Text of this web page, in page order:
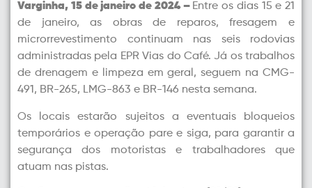
Varginha, 15 de janeiro de 2024 – Entre os dias 15 e 21
de janeiro, as obras de reparos, fresagem e
microrrevestimento continuam nas seis rodovias
administradas pela EPR Vias do Café. Já os trabalhos
de drenagem e limpeza em geral, seguem na CMG-
491, BR-265, LMG-863 e BR-146 nesta semana.
Os locais estarão sujeitos a eventuais bloqueios
temporários e operação pare e siga, para garantir a
segurança dos motoristas e trabalhadores que
atuam nas pistas.